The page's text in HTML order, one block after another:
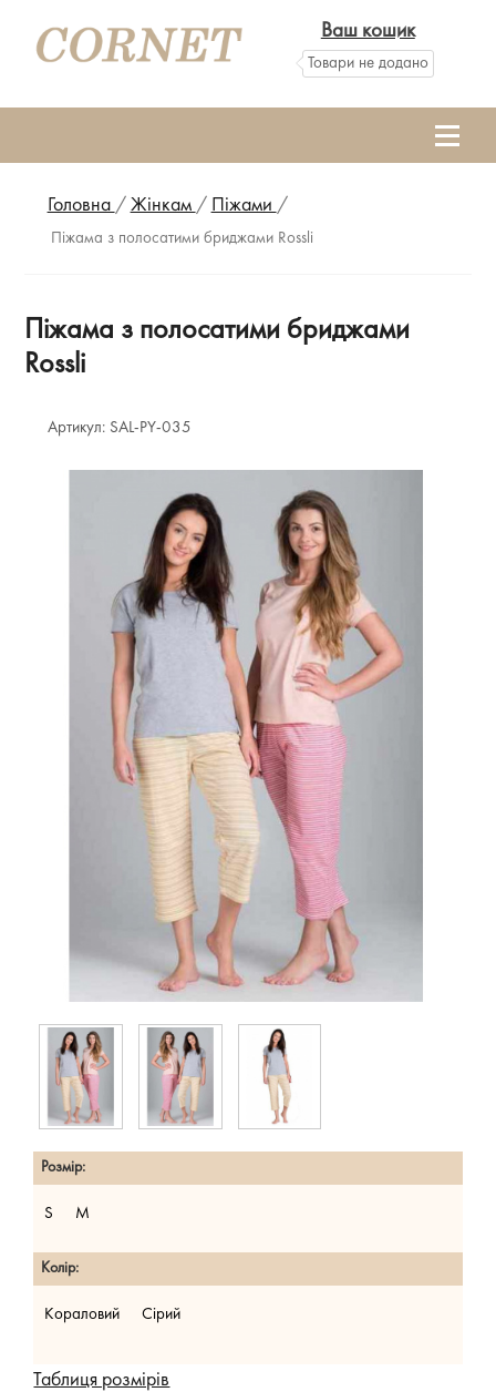
Ваш кошик
Товари не додано
Головна / Жінкам / Піжами /
Піжама з полосатими бриджами Rossli
Піжама з полосатими бриджами
Rossli
Артикул: SAL-PY-035
Розмір:
S M
Колір:
Кораловий Сірий
Таблиця розмірів